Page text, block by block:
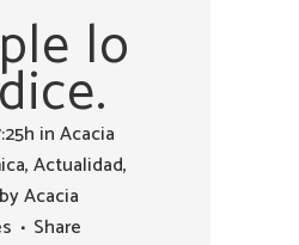
lo
inAcacia
,Actualidad,
byAcacia
Share